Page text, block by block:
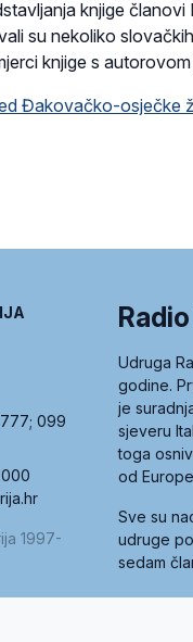
knjige članovi
su nekoliko
knjige s
Đakovačko-osječke
099
1997-
Udruga
godine.
je
sjeveru
toga
od
Sve su
udruge
sedam